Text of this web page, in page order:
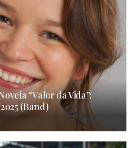
“Valor da Vida”:
(Band)